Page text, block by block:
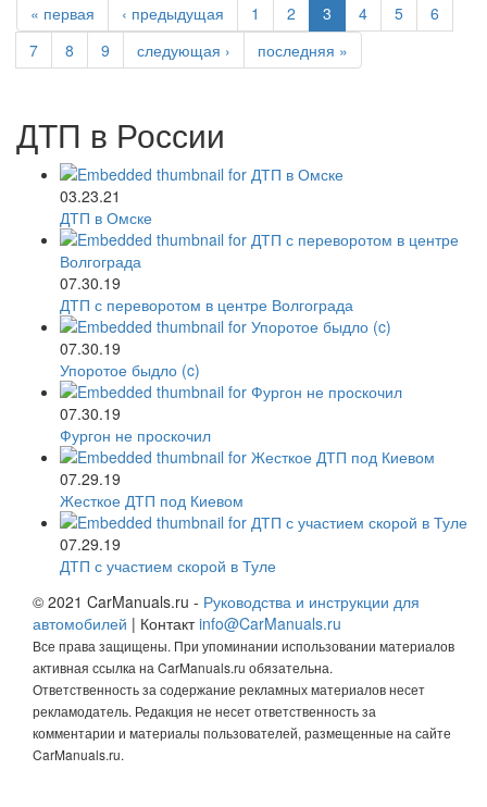
« первая ‹ предыдущая 1 2 3 4 5
6
7
8 9 следующая › последняя »
ДТП в России
03.23.21
ДТП в Омске
07.30.19
ДТП с переворотом в центре Волгограда
07.30.19
Упоротое быдло (c)
07.30.19
Фургон не проскочил
07.29.19
Жесткое ДТП под Киевом
07.29.19
ДТП с участием скорой в Туле
© 2021 CarManuals.ru - Руководства и инструкции для
автомобилей | Контактinfo@CarManuals.ru
Все права защищены. При упоминании использовании материалов
активная ссылка на CarManuals.ru обязательна.
Ответственность за содержание рекламных материалов несет
рекламодатель. Редакция не несет ответственность за
комментарии и материалы пользователей, размещенные на сайте
CarManuals.ru.